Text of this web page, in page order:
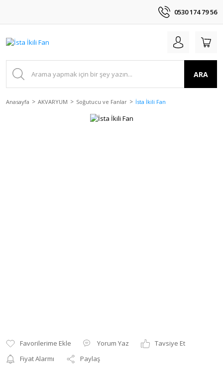
0530 174 79 56
ARA
Anasayfa AKVARYUM Soğutucu ve Fanlar İsta İkili Fan
Yorum Yaz
Tavsiye Et
Fiyat Alarmı
Paylaş